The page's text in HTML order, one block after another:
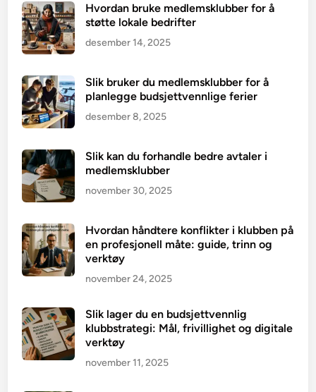
Hvordan bruke medlemsklubber for å
støtte lokale bedrifter
desember 14, 2025
Slik bruker du medlemsklubber for å
planlegge budsjettvennlige ferier
desember 8, 2025
Slik kan du forhandle bedre avtaler i
medlemsklubber
november 30, 2025
Hvordan håndtere konflikter i klubben på
en profesjonell måte: guide, trinn og
verktøy
november 24, 2025
Slik lager du en budsjettvennlig
klubbstrategi: Mål, frivillighet og digitale
verktøy
november 11, 2025